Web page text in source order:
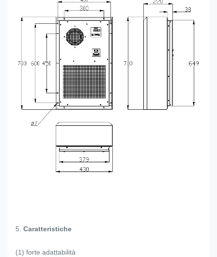
5. Caratteristiche
(1) forte adattabilità